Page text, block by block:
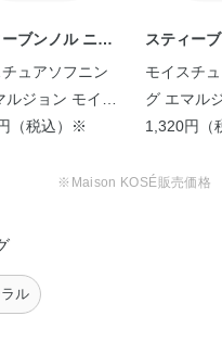
ブンノル ニュ
ュアソフニン
ルジョン モイス
ペア
（税込）※
スティー
ーヨーク
モイスチ
グ エマル
スリペア
1,320円（
※Maison KOSÉ販売価格
ル